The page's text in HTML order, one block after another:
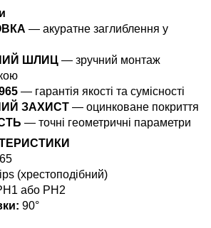
— акуратне заглиблення у
ШЛИЦ — зручний монтаж
— гарантія якості та сумісності
ЗАХИСТ — оцинковане покриття
— точні геометричні параметри
(хрестоподібний)
або PH2
90°